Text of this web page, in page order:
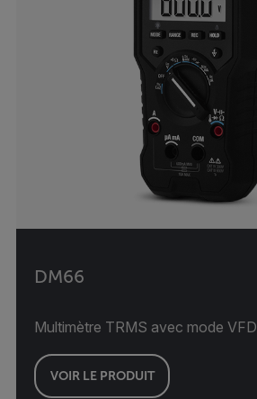
DM66
Multimètre TRMS avec mode VFD
VOIR LE PRODUIT